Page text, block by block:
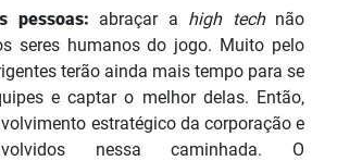
pessoas: abraçar a high tech não
seres humanos do jogo. Muito pelo
terão ainda mais tempo para se
e captar o melhor delas. Então,
estratégico da corporação e
nessa caminhada. O